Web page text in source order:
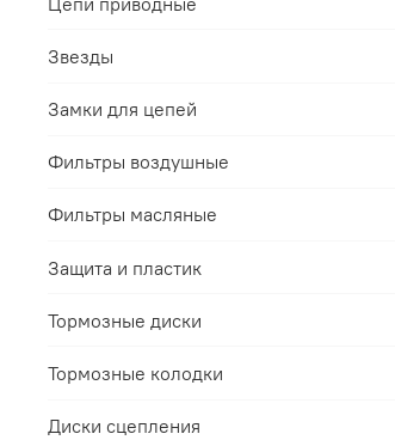
Звезды
Замки для цепей
Фильтры воздушные
Фильтры масляные
Защита и пластик
Тормозные диски
Тормозные колодки
Диски сцепления